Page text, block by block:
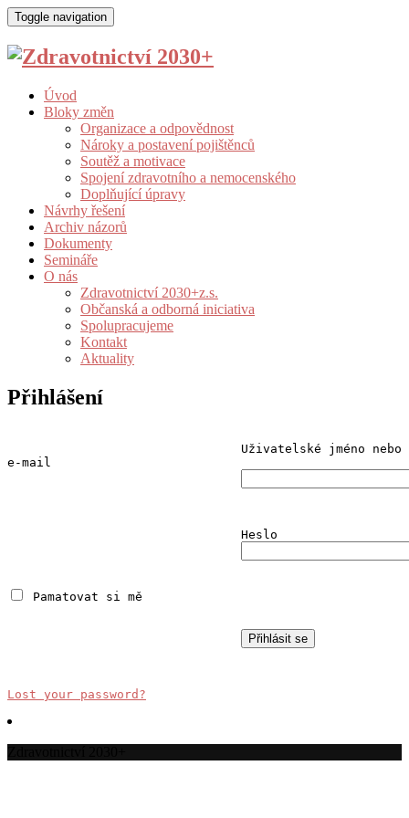
Toggle navigation
Úvod
Bloky změn
Organizace a odpovědnost
Nároky a postavení pojištěnců
Soutěž a motivace
Spojení zdravotního a nemocenského
Doplňující úpravy
Návrhy řešení
Archiv názorů
Dokumenty
Semináře
O nás
Zdravotnictví 2030+z.s.
Občanská a odborná iniciativa
Spolupracujeme
Kontakt
Aktuality
Přihlášení
Uživatelské jméno nebo
e-mail
Heslo
Pamatovat si mě
Lost your password?